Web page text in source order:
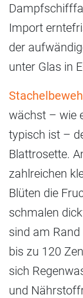
Import
der
unter Glas in
wächst – wie
typisch ist –
Blattrosette.
zahlreichen
Blüten die
schmalen
sind am
bis zu 120
sich
und